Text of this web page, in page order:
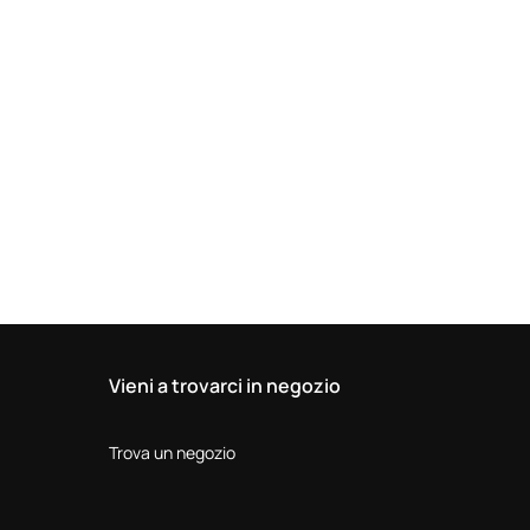
Vieni a trovarci in negozio
Trova un negozio